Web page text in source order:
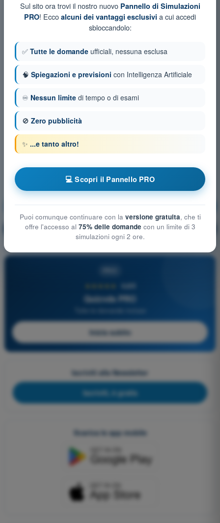
Comunicazioni in inglese Allenamento!
🔒 PRO Spiegazione domanda
4,6/5
Quizvds PRO
Inizia subito
Iscriviti alla Newsletter
Iscriviti, è gratis
Scarica le app mobile
Sul sito ora trovi il nostro nuovo Pannello di Simulazioni
PRO! Ecco alcuni dei vantaggi esclusivi a cui accedi
sbloccandolo:
✅ Tutte le domande ufficiali, nessuna esclusa
🧠 Spiegazioni e previsioni con Intelligenza Artificiale
♾️ Nessun limite di tempo o di esami
🚫 Zero pubblicità
✨ ...e tanto altro!
💻 Scopri il Pannello PRO
Puoi comunque continuare con la versione gratuita, che ti
offre l'accesso al 75% delle domande con un limite di 3
simulazioni ogni 2 ore.